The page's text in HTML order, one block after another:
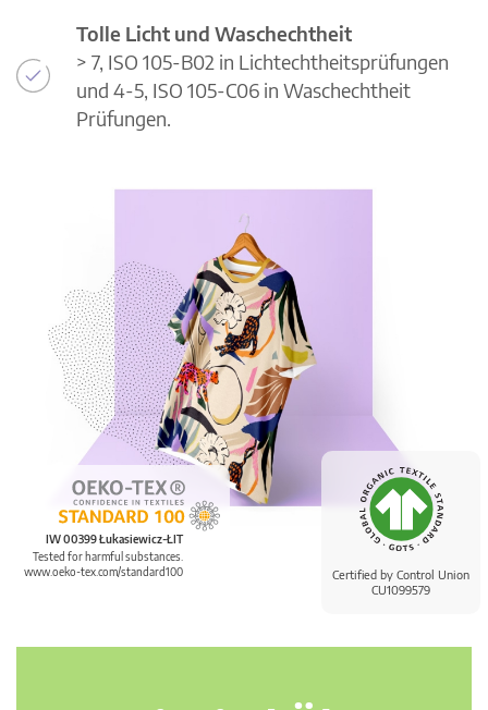
Certified by Control Union
CU1099579
IW 00399 Łukasiewicz-ŁIT
Tested for harmful substances.
www.oeko-tex.com/standard100
Tolle Licht und Waschechtheit
> 7, ISO 105-B02 in Lichtechtheitsprüfungen
und 4-5, ISO 105-C06 in Waschechtheit
Prüfungen.